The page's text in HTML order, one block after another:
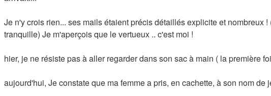
Je n'y crois rien... ses mails étaient précis détaillés explicite et
tranquille) Je m'aperçois que le vertueux .. c'est moi !
hier, je ne résiste pas à aller regarder dans son sac à main ( la première
aujourd'hui, Je constate que ma femme a pris, en cachette, à son nom